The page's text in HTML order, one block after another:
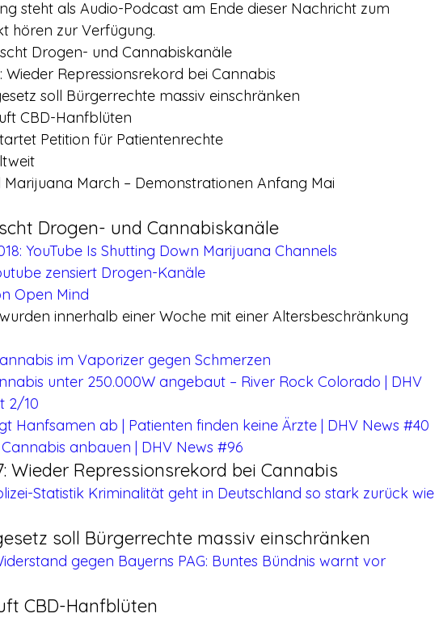
steht als Audio-Podcast am Ende dieser Nachricht zum
hören zur Verfügung.
Drogen- und Cannabiskanäle
Wieder Repressionsrekord bei Cannabis
soll Bürgerrechte massiv einschränken
CBD-Hanfblüten
Petition für Patientenrechte
Marijuana March – Demonstrationen Anfang Mai
Drogen- und Cannabiskanäle
YouTube Is Shutting Down Marijuana Channels
zensiert Drogen-Kanäle
Open Mind
innerhalb einer Woche mit einer Altersbeschränkung
im Vaporizer gegen Schmerzen
unter 250.000W angebaut – River Rock Colorado | DHV
2/10
Hanfsamen ab | Patienten finden keine Ärzte | DHV News #40
anbauen | DHV News #96
Wieder Repressionsrekord bei Cannabis
Statistik Kriminalität geht in Deutschland so stark zurück wie
soll Bürgerrechte massiv einschränken
gegen Bayerns PAG: Buntes Bündnis warnt vor
CBD-Hanfblüten